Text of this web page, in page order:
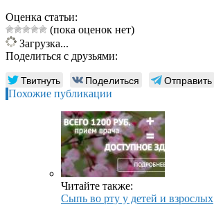
Оценка статьи:
(пока оценок нет)
Загрузка...
Поделиться с друзьями:
Твитнуть Поделиться Отправить
Похожие публикации
Читайте также:
Сыпь во рту у детей и взрослых